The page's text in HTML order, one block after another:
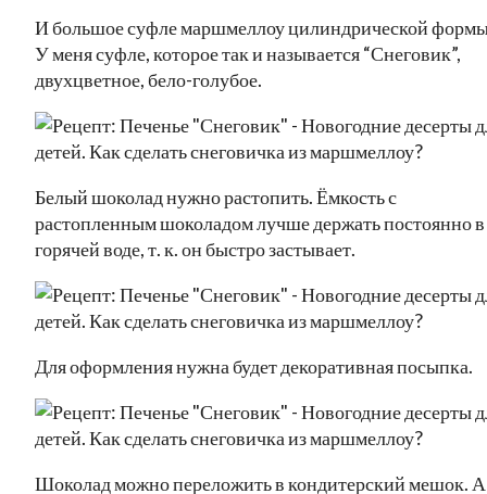
И большое суфле маршмеллоу цилиндрической
У меня суфле, которое так и называется “Снеговик”,
двухцветное, бело-голубое.
Белый шоколад нужно растопить. Ёмкость с
растопленным шоколадом лучше держать постоянно в
горячей воде, т. к. он быстро застывает.
Для оформления нужна будет декоративная посыпка.
Шоколад можно переложить в кондитерский мешок. А